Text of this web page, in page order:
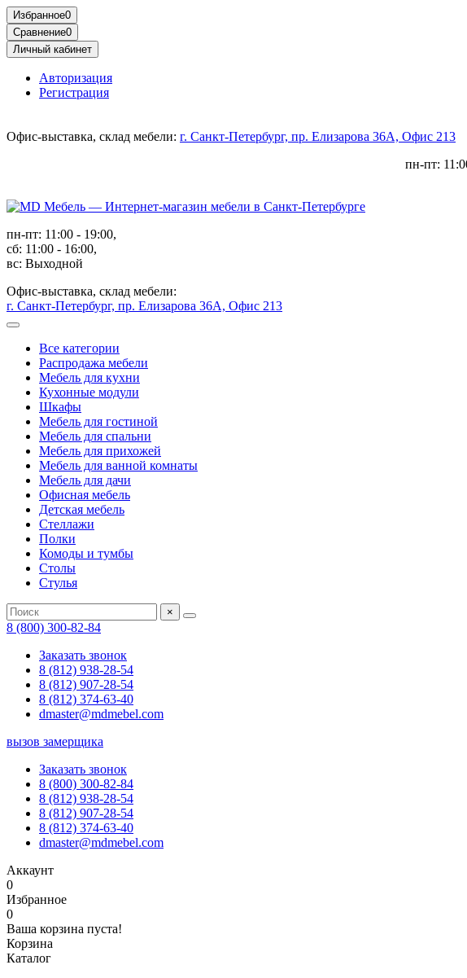
Избранное0
Сравнение0
Личный кабинет
Авторизация
Регистрация
Офис-выставка, склад мебели: г. Санкт-Петербург, пр. Елизарова 36А, Офис 213
пн-пт:
пн-пт: 11:00 - 19:00,
сб: 11:00 - 16:00,
вс: Выходной
Офис-выставка, склад мебели:
г. Санкт-Петербург, пр. Елизарова 36А, Офис 213
Все категории
Распродажа мебели
Мебель для кухни
Кухонные модули
Шкафы
Мебель для гостиной
Мебель для спальни
Мебель для прихожей
Мебель для ванной комнаты
Мебель для дачи
Офисная мебель
Детская мебель
Стеллажи
Полки
Комоды и тумбы
Столы
Стулья
×
8 (800) 300-82-84
Заказать звонок
8 (812) 938-28-54
8 (812) 907-28-54
8 (812) 374-63-40
dmaster@mdmebel.com
вызов замерщика
Заказать звонок
8 (800) 300-82-84
8 (812) 938-28-54
8 (812) 907-28-54
8 (812) 374-63-40
dmaster@mdmebel.com
Аккаунт
0
Избранное
0
Ваша корзина пуста!
Корзина
Каталог